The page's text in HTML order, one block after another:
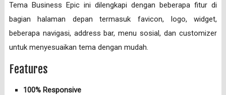
Tema Business Epic ini dilengkapi dengan beberapa fitur di
bagian halaman depan termasuk favicon, logo, widget,
beberapa navigasi, address bar, menu sosial, dan customizer
untuk menyesuaikan tema dengan mudah.
Features
100% Responsive